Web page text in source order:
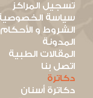
تسجيل المراكز
سياسة
الشروط و الأحكام
المدونة
المقالات الطبية
اتصل بنا
دكاترة
دكاترة أسنان